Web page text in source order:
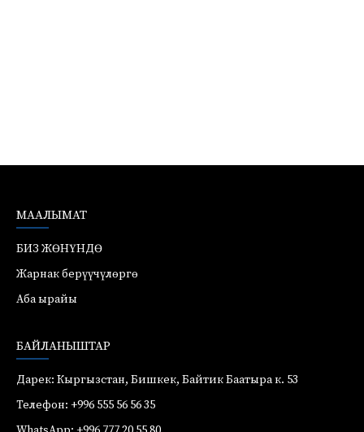
МААЛЫМАТ
БИЗ ЖӨНҮНДӨ
Жарнак берүүчүлөргө
Аба ырайы
БАЙЛАНЫШТАР
Дарек: Кыргызстан, Бишкек, Байтик Баатыра к. 53
Телефон: +996 555 56 56 35